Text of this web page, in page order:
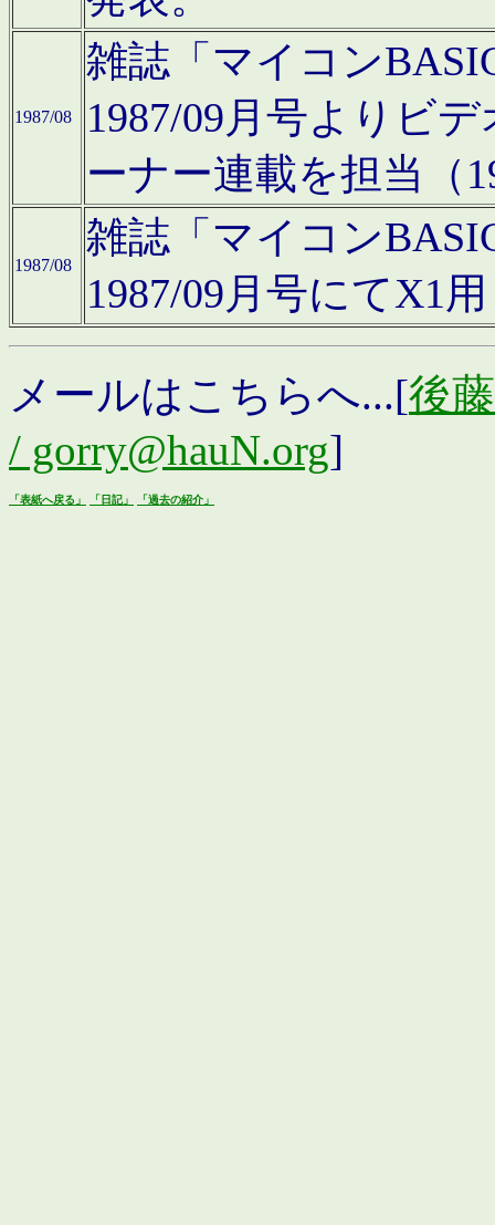
1987/08
雑誌「マイコン
1987/09月号よりビ
ーナー連載を担当（
1987/08
雑誌「マイコン
1987/09月号にてX1
メールはこちらへ...[後
/ gorry@hauN.org]
「表紙へ戻る」 「日記」 「過去の紹介」